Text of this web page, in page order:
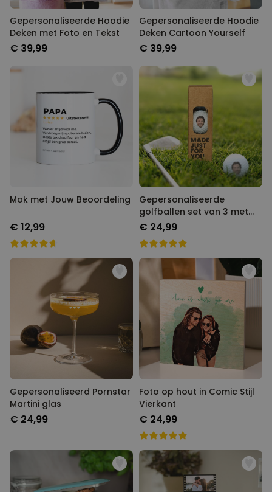
Gepersonaliseerde Hoodie
Deken met Foto en Tekst
€ 39,99
Gepersonaliseerde Hoodie
Deken Cartoon Yourself
€ 39,99
Mok met Jouw Beoordeling
€ 12,99
Gepersonaliseerde
golfballen set van 3 met
Foto
€ 24,99
Gepersonaliseerd Pornstar
Martini glas
€ 24,99
Foto op hout in Comic Stijl
Vierkant
€ 24,99